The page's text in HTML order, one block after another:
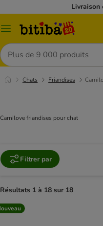
Livraison
Menu
Rechercher
Chats Friandises
Carnilove friandises pour chat
Filtrer par
Résultats 1 à 18 sur 18